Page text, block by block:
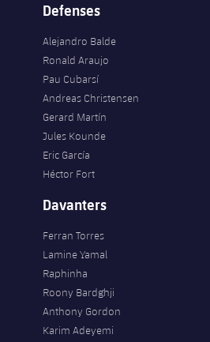
Defenses
Alejandro Balde
Ronald Araujo
Pau Cubarsí
Andreas Christensen
Gerard Martín
Jules Kounde
Eric García
Héctor Fort
Davanters
Ferran Torres
Lamine Yamal
Raphinha
Roony Bardghji
Anthony Gordon
Karim Adeyemi